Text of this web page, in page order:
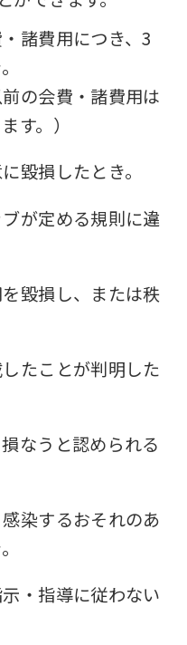
諸費用につき、3
前の会費・諸費用は
す。）
毀損したとき。
が定める規則に違
毀損し、または秩
たことが判明した
なうと認められる
染するおそれのあ
・指導に従わない